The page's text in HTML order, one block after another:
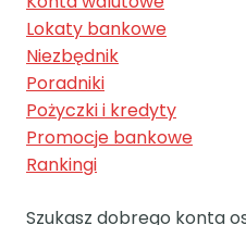
Lokaty bankowe
Niezbędnik
Poradniki
Pożyczki i kredyty
Promocje bankowe
Rankingi
Szukasz dobrego konta